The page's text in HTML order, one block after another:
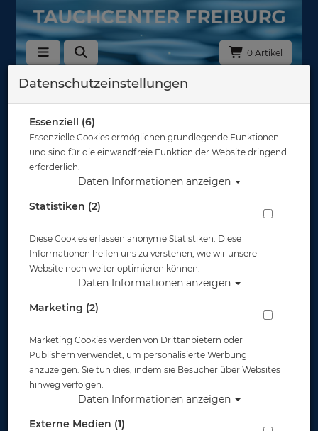
0 Artikel
Zurück
OMS Quallofil - Unterziehhandschuhe
Datenschutzeinstellungen
Essenziell (6)
Essenzielle Cookies ermöglichen grundlegende Funktionen
und sind für die einwandfreie Funktion der Website dringend
erforderlich.
Daten Informationen anzeigen
Statistiken (2)
Diese Cookies erfassen anonyme Statistiken. Diese
Informationen helfen uns zu verstehen, wie wir unsere
Website noch weiter optimieren können.
Daten Informationen anzeigen
Marketing (2)
Marketing Cookies werden von Drittanbietern oder
Publishern verwendet, um personalisierte Werbung
anzuzeigen. Sie tun dies, indem sie Besucher über Websites
hinweg verfolgen.
Daten Informationen anzeigen
Externe Medien (1)